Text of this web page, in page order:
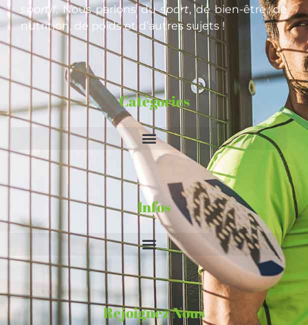
sportif. Nous parlons dusport, de bien-être, de
nutrition, de poids et d’autres sujets !
Catégories
Infos
Rejoignez Nous